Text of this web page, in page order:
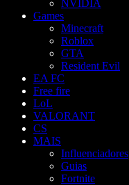
NVIDIA
Games
Minecraft
Roblox
GTA
Resident Evil
EA FC
Free fire
LoL
VALORANT
CS
MAIS
Influenciadores
Guias
Fortnite